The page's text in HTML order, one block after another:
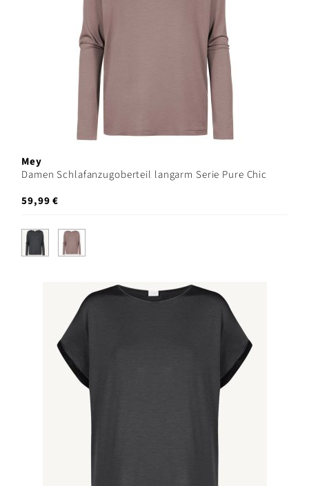
Mey
Damen Schlafanzugoberteil langarm Serie Pure Chic
59,99 €